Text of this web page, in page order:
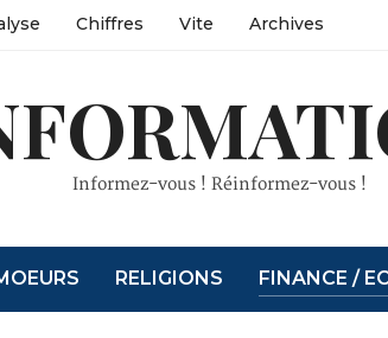
Chiffres Vite Archives
Informez-vous ! Réinformez-vous !
RELIGIONS FINANCE /